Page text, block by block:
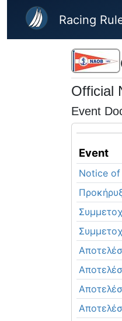
Skip to main content
Racing
Official
Event
Event
Notice of